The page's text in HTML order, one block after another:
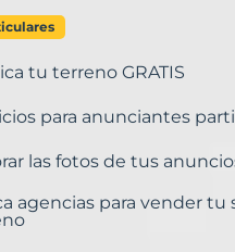
tu terreno GRATIS
para anunciantes
las fotos de tus
agencias para vender tu